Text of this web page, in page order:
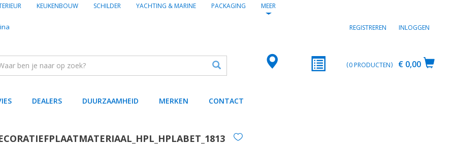
KEUKENBOUW SCHILDER YACHTING & MARINE PACKAGING MEER
REGISTREREN INLOGGEN
€ 0,00
0PRODUCTEN
DEALERS DUURZAAMHEID MERKEN CONTACT